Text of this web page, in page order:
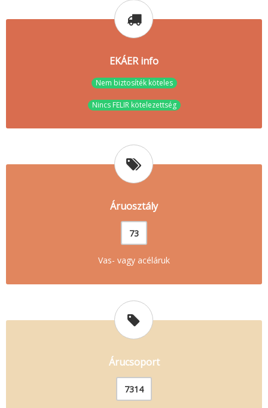
EKÁER info
Nem biztosíték köteles
Nincs FELIR kötelezettség
Áruosztály
73
Vas- vagy acéláruk
Árucsoport
7314